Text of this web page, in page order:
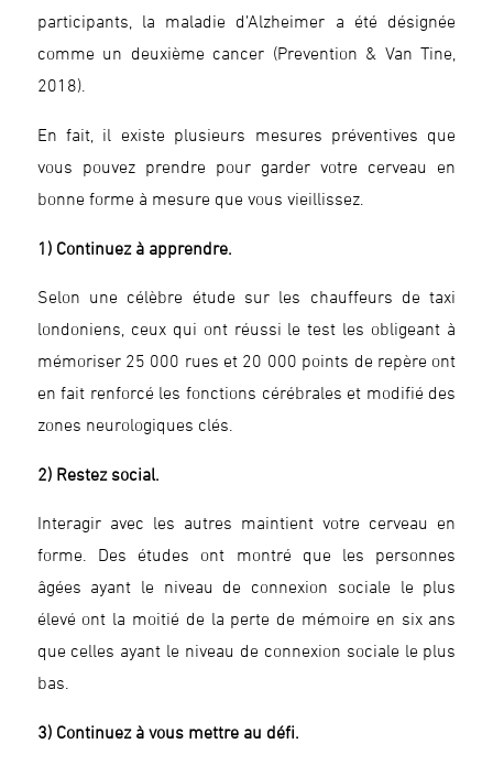
participants, la maladie d’Alzheimer a été désignée
comme un deuxième cancer (Prevention & Van Tine,
2018).
En fait, il existe plusieurs mesures préventives que
vous pouvez prendre pour garder votre cerveau en
bonne forme à mesure que vous vieillissez.
1) Continuez à apprendre.
Selon une célèbre étude sur les chauffeurs de taxi
londoniens, ceux qui ont réussi le test les obligeant à
mémoriser 25 000 rues et 20 000 points de repère ont
en fait renforcé les fonctions cérébrales et modifié des
zones neurologiques clés.
2) Restez social.
Interagir avec les autres maintient votre cerveau en
forme. Des études ont montré que les personnes
âgées ayant le niveau de connexion sociale le plus
élevé ont la moitié de la perte de mémoire en six ans
que celles ayant le niveau de connexion sociale le plus
bas.
3) Continuez à vous mettre au défi.